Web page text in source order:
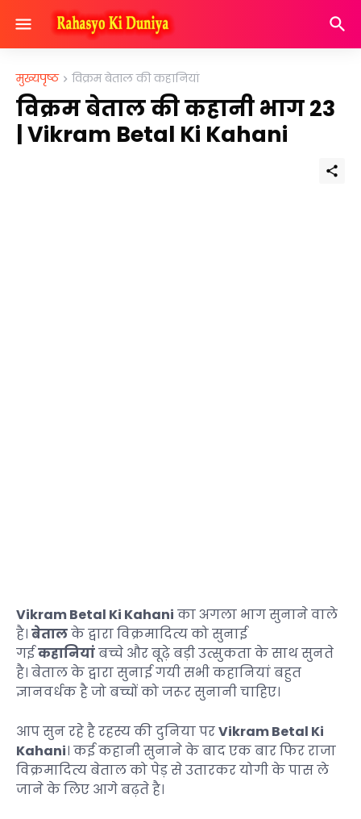
मुख्यपृष्ठ विक्रम बेताल की कहानियां
विक्रम बेताल की कहानी भाग 23
| Vikram Betal Ki Kahani
Vikram Betal Ki Kahani का अगला भाग सुनाने वाले
है। बेतालके द्वारा विक्रमादित्य को सुनाई
गईकहानियांबच्चे और बूढ़े बड़ी उत्सुकता के साथ सुनते
है। बेताल के द्वारा सुनाई गयी सभी कहानियां बहुत
ज्ञानवर्धक है जो बच्चों को जरूर सुनानी चाहिए।
आप सुन रहे है रहस्य की दुनिया परVikram Betal Ki
Kahani। कई कहानी सुनाने के बाद एक बार फिर राजा
विक्रमादित्य बेताल को पेड़ से उतारकर योगी के पास ले
जाने के लिए आगे बढ़ते है।